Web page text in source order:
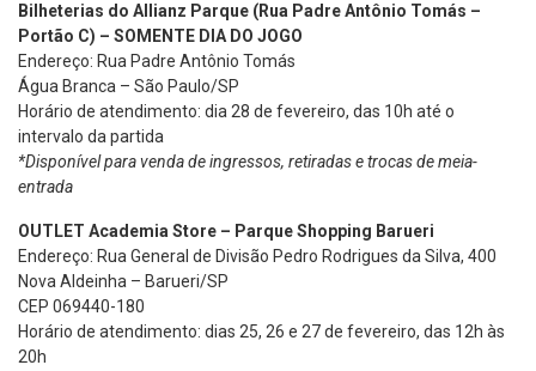
Bilheterias do Allianz Parque (Rua Padre Antônio Tomás –
Portão C) – SOMENTE DIA DO JOGO
Endereço: Rua Padre Antônio Tomás
Água Branca – São Paulo/SP
Horário de atendimento: dia 28 de fevereiro, das 10h até o
intervalo da partida
*Disponível para venda de ingressos, retiradas e trocas de meia-
entrada
OUTLET Academia Store – Parque Shopping Barueri
Endereço: Rua General de Divisão Pedro Rodrigues da Silva, 400
Nova Aldeinha – Barueri/SP
CEP 069440-180
Horário de atendimento: dias 25, 26 e 27 de fevereiro, das 12h às
20h